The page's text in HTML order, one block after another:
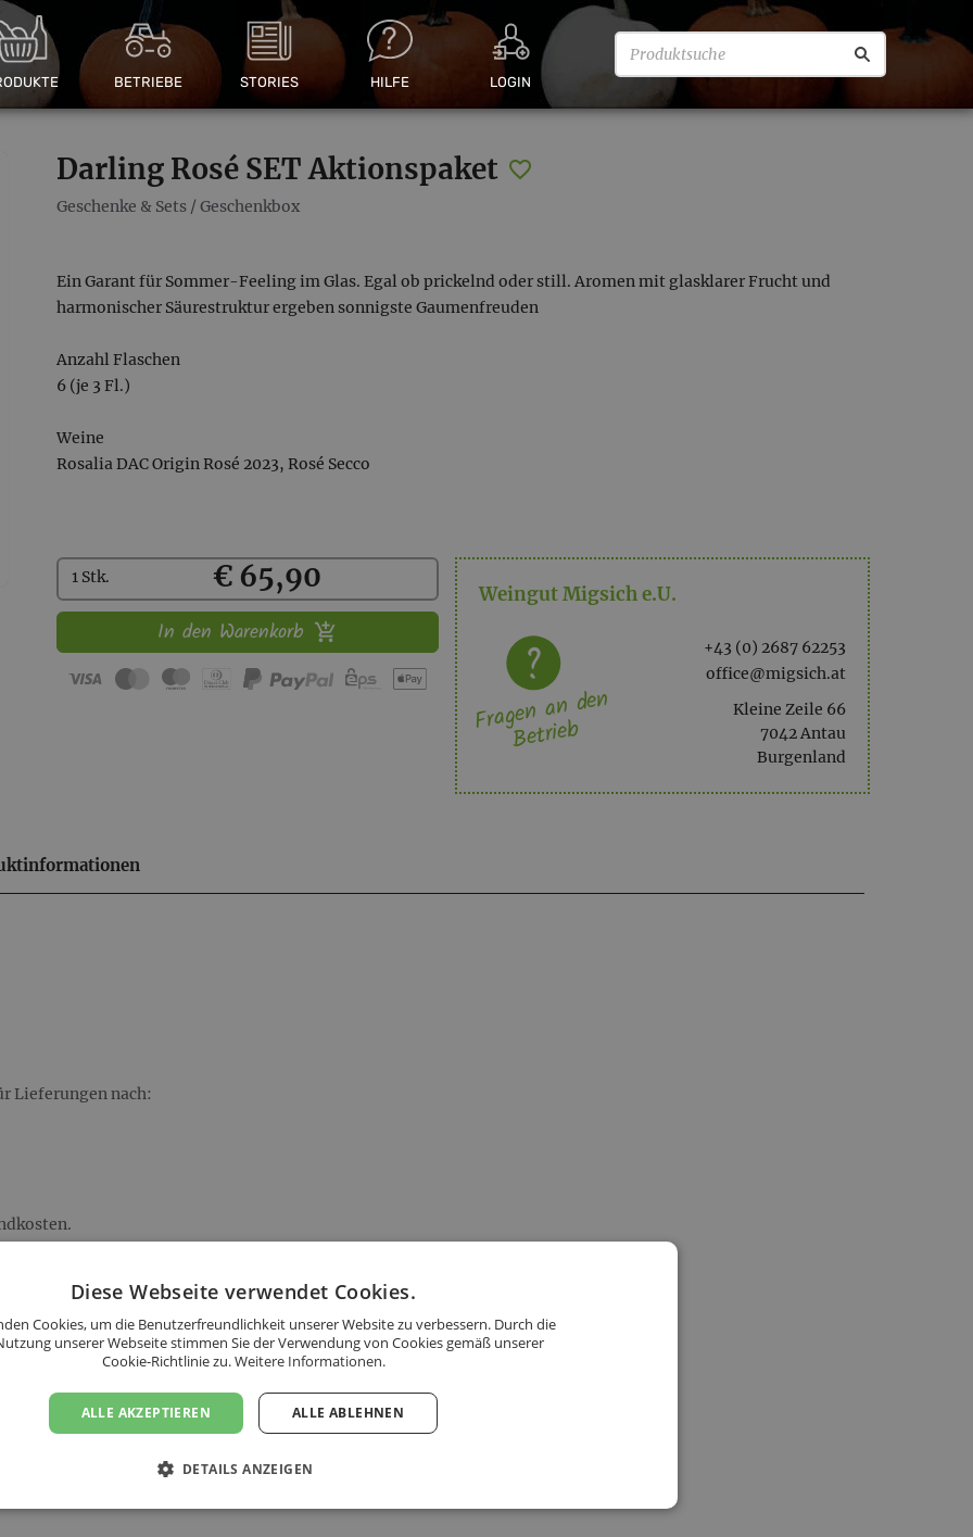
BETRIEBE STORIES HILFE LOGIN
Darling Rosé SET Aktionspaket
Geschenke & Sets / Geschenkbox
Ein Garant für Sommer-Feeling im Glas. Egal ob prickelnd oder still. Aromen mit glasklarer Frucht und
harmonischer Säurestruktur ergeben sonnigste Gaumenfreuden
Anzahl Flaschen
6 (je 3 Fl.)
Weine
Rosalia DAC Origin Rosé 2023, Rosé Secco
Kaufen
1 Stk. € 65,90
In den Warenkorb
Weingut Migsich e.U.
+43 (0) 2687 62253
office@migsich.at
Kleine Zeile 66
7042 Antau
Burgenland
Fragen an den
Betrieb
Lieferungen nach:
folgenden Ländern an:
Diese Webseite verwendet Cookies.
Cookies, um die Benutzerfreundlichkeit unserer Website zu verbessern. Durch die
unserer Webseite stimmen Sie der Verwendung von Cookies gemäß unserer
Cookie-Richtlinie zu.Weitere Informationen.
ALLE AKZEPTIEREN ALLE ABLEHNEN
DETAILS ANZEIGEN